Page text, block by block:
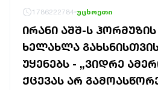
1786222784 უცხოეთი
ᲘᲠᲐᲜᲘ ᲐᲨᲨ-Ს
ᲮᲔᲚᲐᲮᲚᲐ
ᲣᲧᲔᲜᲔᲑᲡ - „ᲕᲘᲓᲠᲔ
ᲥᲪᲔᲕᲐᲡ ᲐᲠ